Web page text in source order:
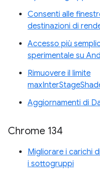
Consenti alle
destinazioni di
Accesso più
sperimentale su
Rimuovere il limite
Aggiornamenti di
Chrome 134
Migliorare i carichi
i sottogruppi